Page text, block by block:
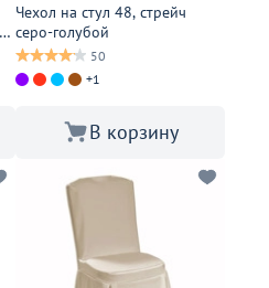
Чехол на стул 48, стрейч
серо-голубой
50
+1
В корзину